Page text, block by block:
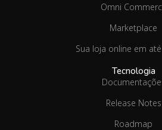
Omni
Marketplace
Sua loja online em
Tecnologia
Release Notes
Roadmap